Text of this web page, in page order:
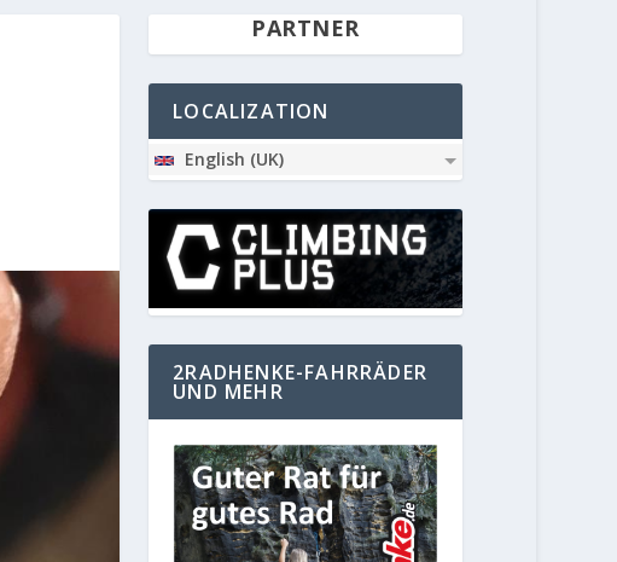
PARTNER
LOCALIZATION
English (UK)
2RADHENKE-FAHRRÄDER
UND MEHR